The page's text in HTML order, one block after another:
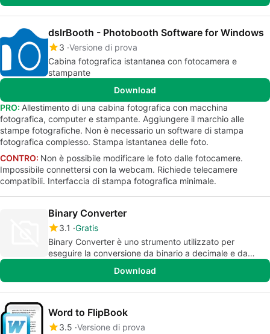
dslrBooth - Photobooth Software for Windows
3 Versione di prova
Cabina fotografica istantanea con fotocamera e
stampante
Download
PRO: Allestimento di una cabina fotografica con macchina
fotografica, computer e stampante. Aggiungere il marchio alle
stampe fotografiche. Non è necessario un software di stampa
fotografica complesso. Stampa istantanea delle foto.
CONTRO: Non è possibile modificare le foto dalle fotocamere.
Impossibile connettersi con la webcam. Richiede telecamere
compatibili. Interfaccia di stampa fotografica minimale.
Binary Converter
3.1 Gratis
Binary Converter è uno strumento utilizzato per
eseguire la conversione da binario a decimale e da
Download
Word to FlipBook
3.5 Versione di prova